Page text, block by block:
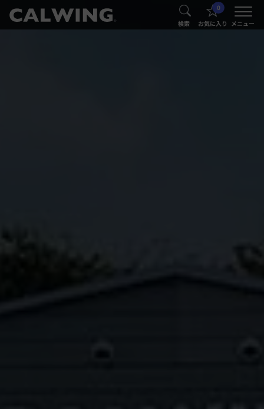
® 検索
0
お気に入り メニュー
®